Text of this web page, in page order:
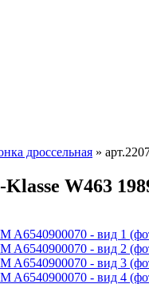
дроссельная »
W463